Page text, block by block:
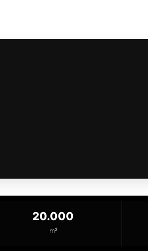
20.000
m²